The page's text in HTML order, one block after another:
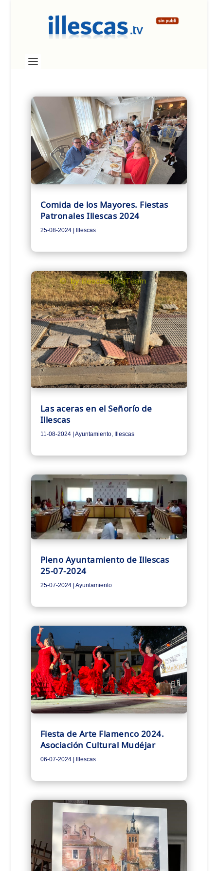
Comida de los Mayores. Fiestas
Patronales Illescas 2024
25-08-2024| Illescas
Las aceras en el Señorío de
Illescas
11-08-2024| Ayuntamiento, Illescas
Pleno Ayuntamiento de Illescas
25-07-2024
25-07-2024| Ayuntamiento
Fiesta de Arte Flamenco 2024.
Asociación Cultural Mudéjar
06-07-2024| Illescas